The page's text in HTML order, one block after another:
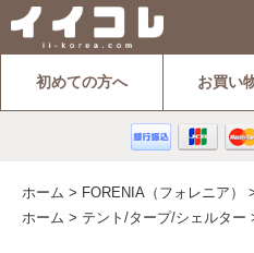
初めての方へ お買い
ホーム > FORENIA（フォレニア）
ホーム > テント/タープ/シェルター